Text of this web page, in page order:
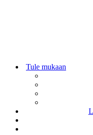
Tule mukaan